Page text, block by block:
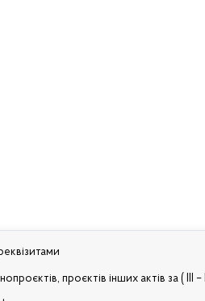
проєктів інших актів за ( III –